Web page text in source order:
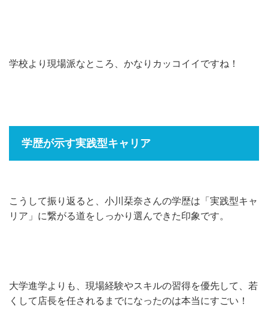
学校より現場派なところ、かなりカッコイイですね！
学歴が示す実践型キャリア
こうして振り返ると、小川栞奈さんの学歴は「実践型キャ
リア」に繋がる道をしっかり選んできた印象です。
大学進学よりも、現場経験やスキルの習得を優先して、若
くして店長を任されるまでになったのは本当にすごい！